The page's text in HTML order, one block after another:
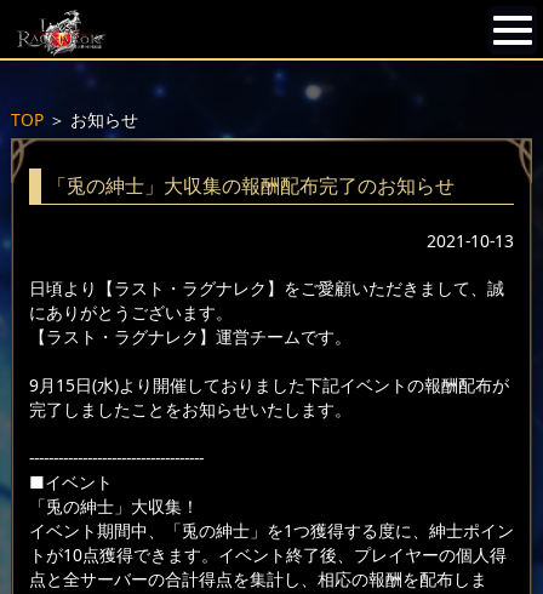
TOP＞ お知らせ
「兎の紳士」大収集の報酬配布完了のお知らせ
2021-10-13
日頃より【ラスト・ラグナレク】をご愛顧いただきまして、誠
にありがとうございます。
【ラスト・ラグナレク】運営チームです。
9月15日(水)より開催しておりました下記イベントの報酬配布が
完了しましたことをお知らせいたします。
------------------------------------
■イベント
「兎の紳士」大収集！
イベント期間中、「兎の紳士」を1つ獲得する度に、紳士ポイン
トが10点獲得できます。イベント終了後、プレイヤーの個人得
点と全サーバーの合計得点を集計し、相応の報酬を配布しま